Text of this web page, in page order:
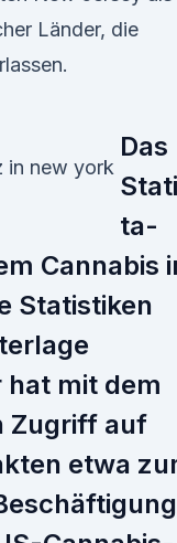
Länder, die
Das
ta-
Cannabis
Statistiken
mit dem
Zugriff auf
etwa